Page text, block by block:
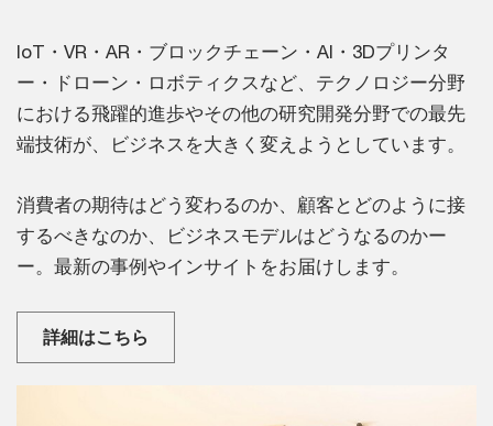
IoT・VR・AR・ブロックチェーン・AI・3Dプリンタ
ー・ドローン・ロボティクスなど、テクノロジー分野
における飛躍的進歩やその他の研究開発分野での最先
端技術が、ビジネスを大きく変えようとしています。
消費者の期待はどう変わるのか、顧客とどのように接
するべきなのか、ビジネスモデルはどうなるのかー
ー。最新の事例やインサイトをお届けします。
詳細はこちら